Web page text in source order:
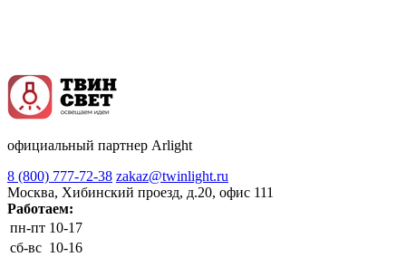
официальный партнер Arlight
8 (800) 777-72-38 zakaz@twinlight.ru
Москва, Хибинский проезд, д.20, офис 111
Работаем:
пн-пт 10-17
сб-вс 10-16